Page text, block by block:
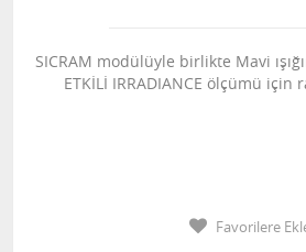
SICRAM modülüyle birlikte Mavi
ETKİLİ IRRADIANCE ölçümü
Favorilere